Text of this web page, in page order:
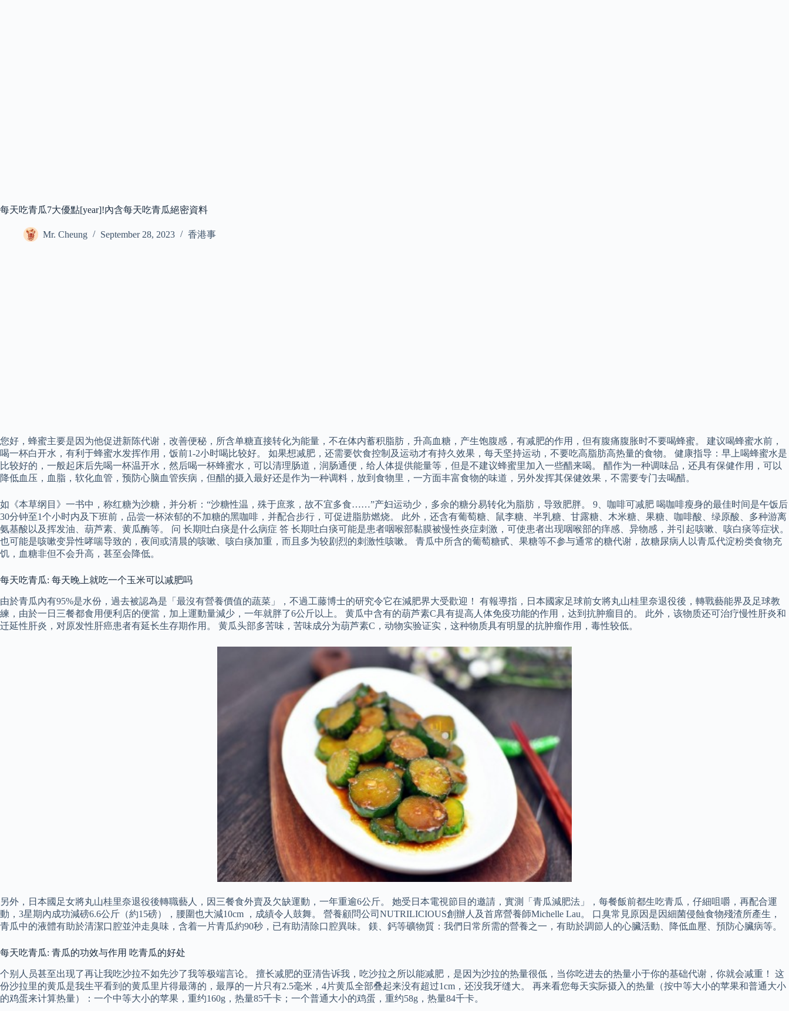
每天吃青瓜7大優點[year]!內含每天吃青瓜絕密資料
Mr. Cheung September 28, 2023 香港事
您好，蜂蜜主要是因为他促进新陈代谢，改善便秘，所含单糖直接转化为能量，不在体内蓄积脂肪，升高血糖，产生饱腹感，有减肥的作用，但有腹痛腹胀时不要喝蜂蜜。 建议喝蜂蜜水前，
喝一杯白开水，有利于蜂蜜水发挥作用，饭前1-2小时喝比较好。 如果想减肥，还需要饮食控制及运动才有持久效果，每天坚持运动，不要吃高脂肪高热量的食物。 健康指导：早上喝蜂蜜水是
比较好的，一般起床后先喝一杯温开水，然后喝一杯蜂蜜水，可以清理肠道，润肠通便，给人体提供能量等，但是不建议蜂蜜里加入一些醋来喝。 醋作为一种调味品，还具有保健作用，可以
降低血压，血脂，软化血管，预防心脑血管疾病，但醋的摄入最好还是作为一种调料，放到食物里，一方面丰富食物的味道，另外发挥其保健效果，不需要专门去喝醋。
如《本草纲目》一书中，称红糖为沙糖，并分析：“沙糖性温，殊于庶浆，故不宜多食……”产妇运动少，多余的糖分易转化为脂肪，导致肥胖。 9、咖啡可减肥 喝咖啡瘦身的最佳时间是午饭后
30分钟至1个小时内及下班前，品尝一杯浓郁的不加糖的黑咖啡，并配合步行，可促进脂肪燃烧。 此外，还含有葡萄糖、鼠李糖、半乳糖、甘露糖、木米糖、果糖、咖啡酸、绿原酸、多种游离
氨基酸以及挥发油、葫芦素、黄瓜酶等。 问 长期吐白痰是什么病症 答 长期吐白痰可能是患者咽喉部黏膜被慢性炎症刺激，可使患者出现咽喉部的痒感、异物感，并引起咳嗽、咳白痰等症状。
也可能是咳嗽变异性哮喘导致的，夜间或清晨的咳嗽、咳白痰加重，而且多为较剧烈的刺激性咳嗽。 青瓜中所含的葡萄糖甙、果糖等不参与通常的糖代谢，故糖尿病人以青瓜代淀粉类食物充
饥，血糖非但不会升高，甚至会降低。
每天吃青瓜: 每天晚上就吃一个玉米可以减肥吗
由於青瓜內有95%是水份，過去被認為是「最沒有營養價值的蔬菜」，不過工藤博士的研究令它在減肥界大受歡迎！ 有報導指，日本國家足球前女將丸山桂里奈退役後，轉戰藝能界及足球教
練，由於一日三餐都食用便利店的便當，加上運動量減少，一年就胖了6公斤以上。 黄瓜中含有的葫芦素C具有提高人体免疫功能的作用，达到抗肿瘤目的。 此外，该物质还可治疗慢性肝炎和
迁延性肝炎，对原发性肝癌患者有延长生存期作用。 黄瓜头部多苦味，苦味成分为葫芦素C，动物实验证实，这种物质具有明显的抗肿瘤作用，毒性较低。
另外，日本國足女將丸山桂里奈退役後轉職藝人，因三餐食外賣及欠缺運動，一年重逾6公斤。 她受日本電視節目的邀請，實測「青瓜減肥法」，每餐飯前都生吃青瓜，仔細咀嚼，再配合運
動，3星期內成功減磅6.6公斤（約15磅），腰圍也大減10cm ，成績令人鼓舞。 營養顧問公司NUTRILICIOUS創辦人及首席營養師Michelle Lau。 口臭常見原因是因細菌侵蝕食物殘渣所產生，
青瓜中的液體有助於清潔口腔並沖走臭味，含着一片青瓜約90秒，已有助清除口腔異味。 鎂、鈣等礦物質：我們日常所需的營養之一，有助於調節人的心臟活動、降低血壓、預防心臟病等。
每天吃青瓜: 青瓜的功效与作用 吃青瓜的好处
个别人员甚至出现了再让我吃沙拉不如先沙了我等极端言论。 擅长减肥的亚清告诉我，吃沙拉之所以能减肥，是因为沙拉的热量很低，当你吃进去的热量小于你的基础代谢，你就会减重！ 这
份沙拉里的黄瓜是我生平看到的黄瓜里片得最薄的，最厚的一片只有2.5毫米，4片黄瓜全部叠起来没有超过1cm，还没我牙缝大。 再来看您每天实际摄入的热量（按中等大小的苹果和普通大小
的鸡蛋来计算热量）：一个中等大小的苹果，重约160g，热量85千卡；一个普通大小的鸡蛋，重约58g，热量84千卡。